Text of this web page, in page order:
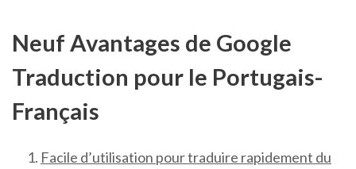
Neuf Avantages de Google
Traduction pour le Portugais-
Français
Facile d’utilisation pour traduire rapidement du